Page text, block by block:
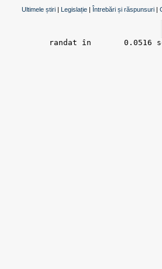
Ultimele știri | Legislație | Întrebări și răspunsuri |
randat în